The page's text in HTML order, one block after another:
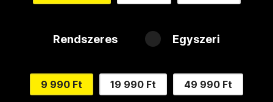
Rendszeres Egyszeri
9 990 Ft 19 990 Ft 49 990 Ft